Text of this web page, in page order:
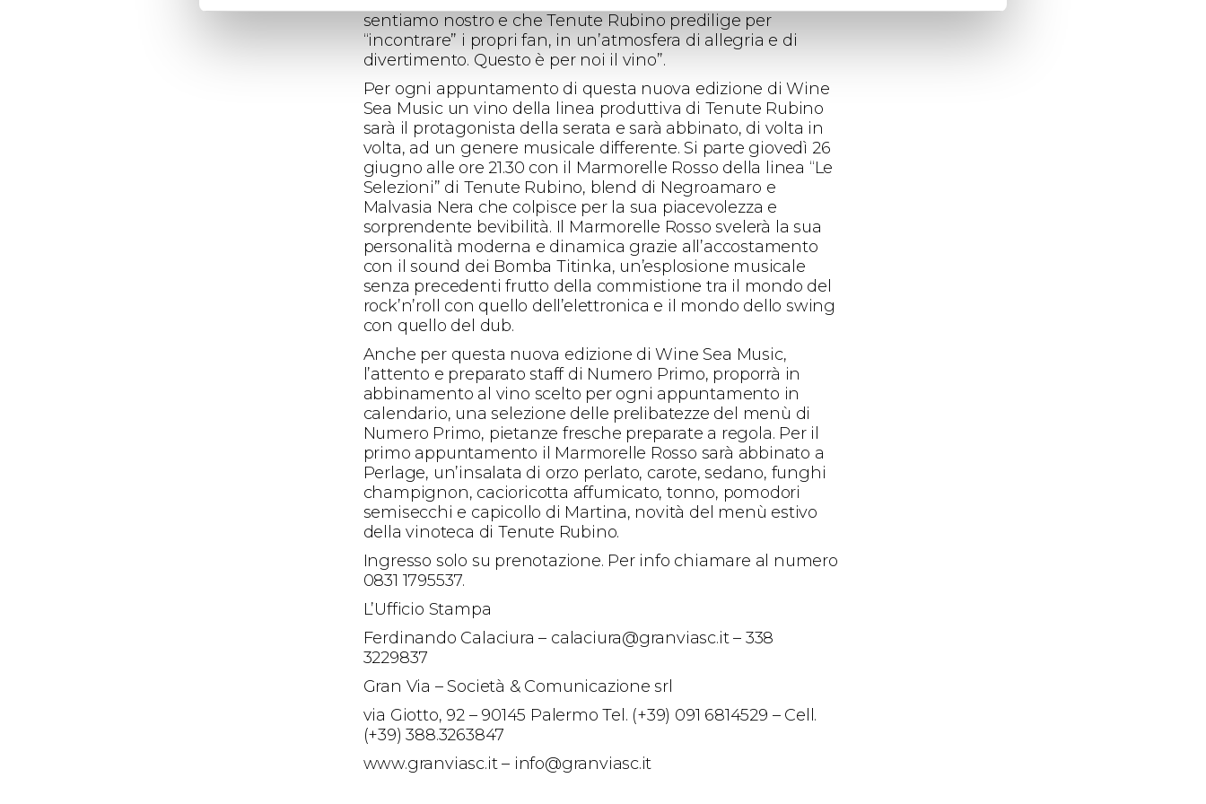
sentiamo nostro e che Tenute Rubino predilige per
“incontrare” i propri fan, in un’atmosfera di allegria e di
divertimento. Questo è per noi il vino”.
Per ogni appuntamento di questa nuova edizione di Wine
Sea Music un vino della linea produttiva di Tenute Rubino
sarà il protagonista della serata e sarà abbinato, di volta in
volta, ad un genere musicale differente. Si parte giovedì 26
giugno alle ore 21.30 con il Marmorelle Rosso della linea “Le
Selezioni” di Tenute Rubino, blend di Negroamaro e
Malvasia Nera che colpisce per la sua piacevolezza e
sorprendente bevibilità. Il Marmorelle Rosso svelerà la sua
personalità moderna e dinamica grazie all’accostamento
con il sound dei Bomba Titinka, un’esplosione musicale
senza precedenti frutto della commistione tra il mondo del
rock’n’roll con quello dell’elettronica e il mondo dello swing
con quello del dub.
Anche per questa nuova edizione di Wine Sea Music,
l’attento e preparato staff di Numero Primo, proporrà in
abbinamento al vino scelto per ogni appuntamento in
calendario, una selezione delle prelibatezze del menù di
Numero Primo, pietanze fresche preparate a regola. Per il
primo appuntamento il Marmorelle Rosso sarà abbinato a
Perlage, un’insalata di orzo perlato, carote, sedano, funghi
champignon, cacioricotta affumicato, tonno, pomodori
semisecchi e capicollo di Martina, novità del menù estivo
della vinoteca di Tenute Rubino.
Ingresso solo su prenotazione. Per info chiamare al numero
0831 1795537.
L’Ufficio Stampa
Ferdinando Calaciura – calaciura@granviasc.it – 338
3229837
Gran Via – Società & Comunicazione srl
via Giotto, 92 – 90145 Palermo Tel. (+39) 091 6814529 – Cell.
(+39) 388.3263847
www.granviasc.it – info@granviasc.it